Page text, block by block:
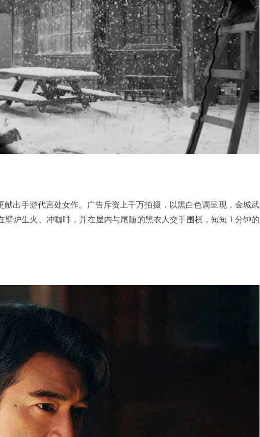
出手游代言处女作。广告斥资上千万拍摄，以黑白色调呈现，金城武
炉生火、冲咖啡，并在屋内与尾随的黑衣人交手围棋，短短 1 分钟的